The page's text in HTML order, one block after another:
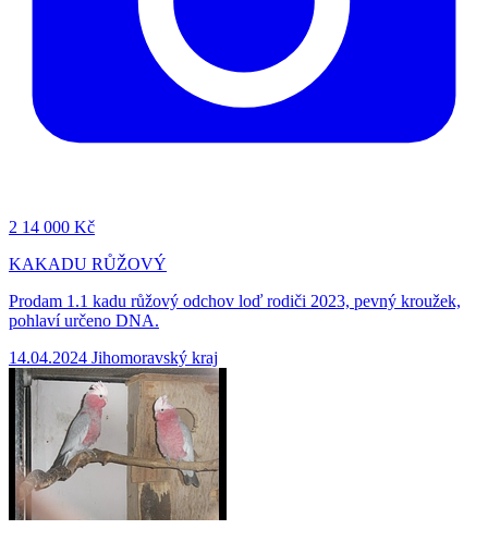
2 14 000 Kč
KAKADU RŮŽOVÝ
Prodam 1.1 kadu růžový odchov loď rodiči 2023, pevný kroužek,
pohlaví určeno DNA.
14.04.2024 Jihomoravský kraj